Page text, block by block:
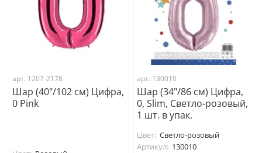
арт. 1207-2178
Шар (40"/102 см) Цифра,
0 Pink
арт. 130010
Шар (34"/86 см) Цифра,
0, Slim, Светло-розовый,
1 шт. в упак.
Цвет: Светло-розовый
Артикул: 130010